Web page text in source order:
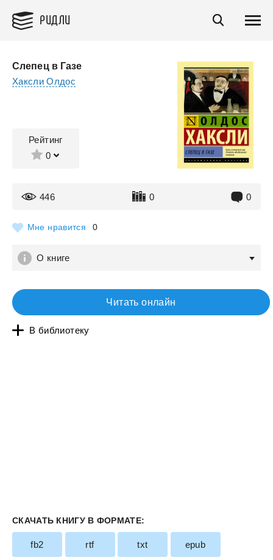
РИДЛИ
Слепец в Газе
Хаксли Олдос
Рейтинг
0
446 0 0
Мне нравится 0
О книге
Читать онлайн
В библиотеку
СКАЧАТЬ КНИГУ В ФОРМАТЕ:
fb2 rtf txt epub